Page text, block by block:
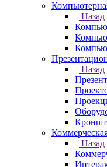
Назад
Назад
Назад